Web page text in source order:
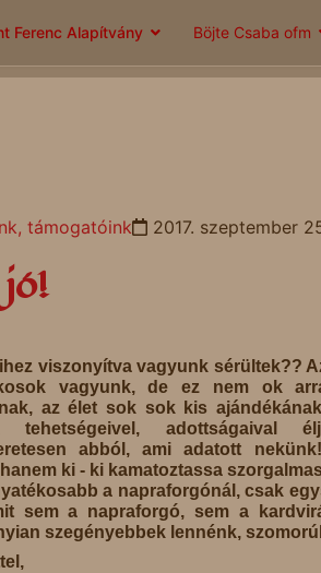
Ferenc Alapítvány Böjte Csaba ofm
támogatóink 2017. szeptember
viszonyítva vagyunk sérültek??
vagyunk, de ez nem ok
az élet sok sok kis
tehetségeivel, adottságaival
abból, ami adatott
ki - ki kamatoztassa
a napraforgónál, csak
sem a napraforgó, sem a
szegényebbek lennénk,